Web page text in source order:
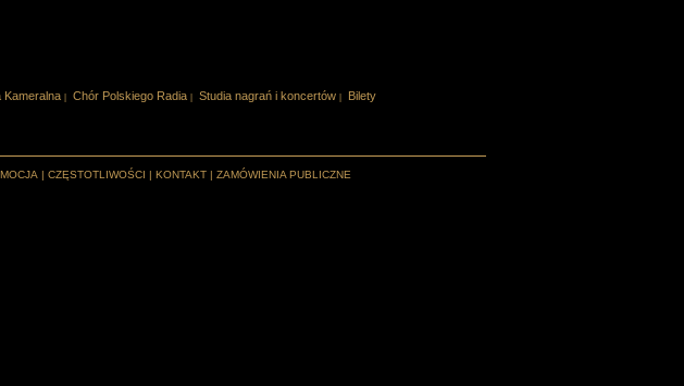
Chór Polskiego Radia Studia nagrań i koncertów
Bilety
| CZĘSTOTLIWOŚCI | KONTAKT | ZAMÓWIENIA PUBLICZNE